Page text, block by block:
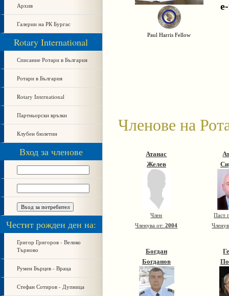
Архив
Галерии на РК Бургас
Rotary International
Списание Ротари в България
Ротари в България
Rotary International
Партньорски връзки
Клубен бюлетин
Вход за членове
Честит рожден ден на:
Григор Григоров - Велико
Търново
Румен Бърцев - Враца
Стефан Сотиров - Дупница
Paul Harris Fellow
Членове на
Атанас
Желев
Член
Членува от:2004
Паст
Богдан
Богданов